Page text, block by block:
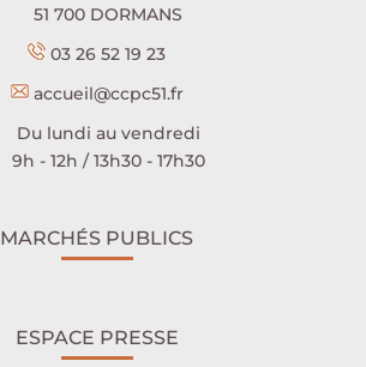
51 700 DORMANS
03 26 52 19 23
accueil@ccpc51.fr
Du lundi au vendredi
9h - 12h / 13h30 - 17h30
MARCHÉS PUBLICS
ESPACE PRESSE